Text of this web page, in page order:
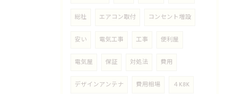
総社 エアコン取付 コンセント増設
安い 電気工事 工事 便利屋
電気屋 保証 対処法 費用
デザインアンテナ 費用相場 ４K8K